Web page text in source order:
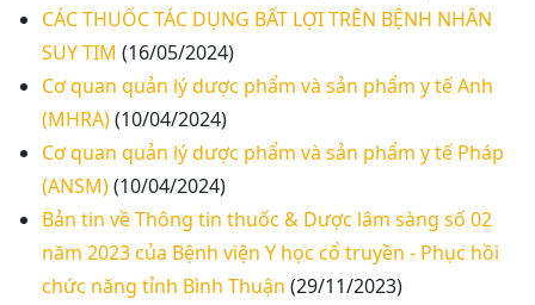
CÁC THUỐC TÁC DỤNG BẤT LỢI TRÊN BỆNH NHÂN
SUY TIM (16/05/2024)
Cơ quan quản lý dược phẩm và sản phẩm y tế Anh
(MHRA)(10/04/2024)
Cơ quan quản lý dược phẩm và sản phẩm y tế Pháp
(ANSM)(10/04/2024)
Bản tin về Thông tin thuốc & Dược lâm sàng số 02
năm 2023 của Bệnh viện Y học cổ truyền - Phục hồi
chức năng tỉnh Bình Thuận (29/11/2023)